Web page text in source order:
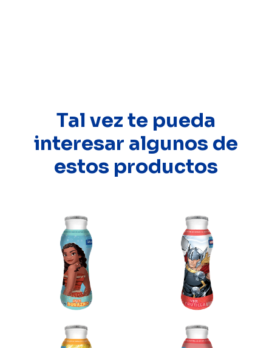
Tal vez te pueda
interesar algunos de
estos productos